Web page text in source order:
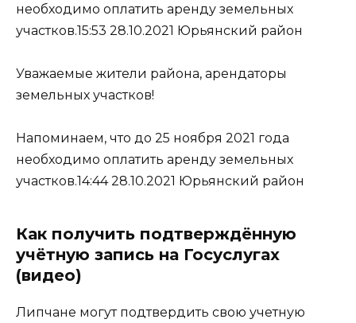
необходимо оплатить аренду земельных
участков.15:53 28.10.2021 Юрьянский район
Уважаемые жители района, арендаторы
земельных участков!
Напоминаем, что до 25 ноября 2021 года
необходимо оплатить аренду земельных
участков.14:44 28.10.2021 Юрьянский район
Как получить подтверждённую
учётную запись на Госуслугах
(видео)
Липчане могут подтвердить свою учетную